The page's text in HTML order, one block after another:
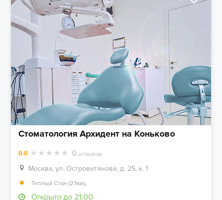
Стоматология Архидент на Коньково
0.0 0 отзывов
Москва, ул. Островитянова, д. 25, к. 1
Теплый Стан (2.1км),
Открыто до 21:00